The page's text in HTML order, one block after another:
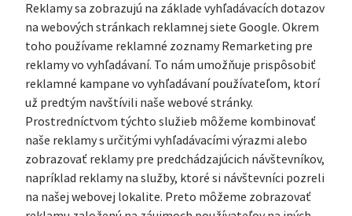
Reklamy sa zobrazujú na základe vyhľadávacích dotazov
na webových stránkach reklamnej siete Google. Okrem
toho používame reklamné zoznamy Remarketing pre
reklamy vo vyhľadávaní. To nám umožňuje prispôsobiť
reklamné kampane vo vyhľadávaní používateľom, ktorí
už predtým navštívili naše webové stránky.
Prostredníctvom týchto služieb môžeme kombinovať
naše reklamy s určitými vyhľadávacími výrazmi alebo
zobrazovať reklamy pre predchádzajúcich návštevníkov,
napríklad reklamy na služby, ktoré si návštevníci pozreli
na našej webovej lokalite. Preto môžeme zobrazovať